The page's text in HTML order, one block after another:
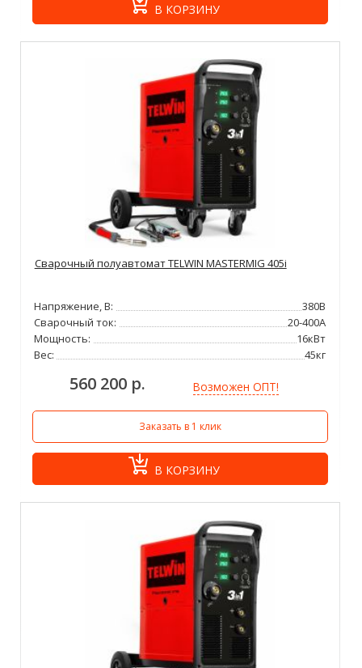
В КОРЗИНУ
Сварочный полуавтомат TELWIN MASTERMIG 405i
Напряжение, В:
380В
Сварочный ток:
20-400А
Мощность:
16кВт
Вес:
45кг
560 200 р. Возможен ОПТ!
Заказать в 1 клик
В КОРЗИНУ